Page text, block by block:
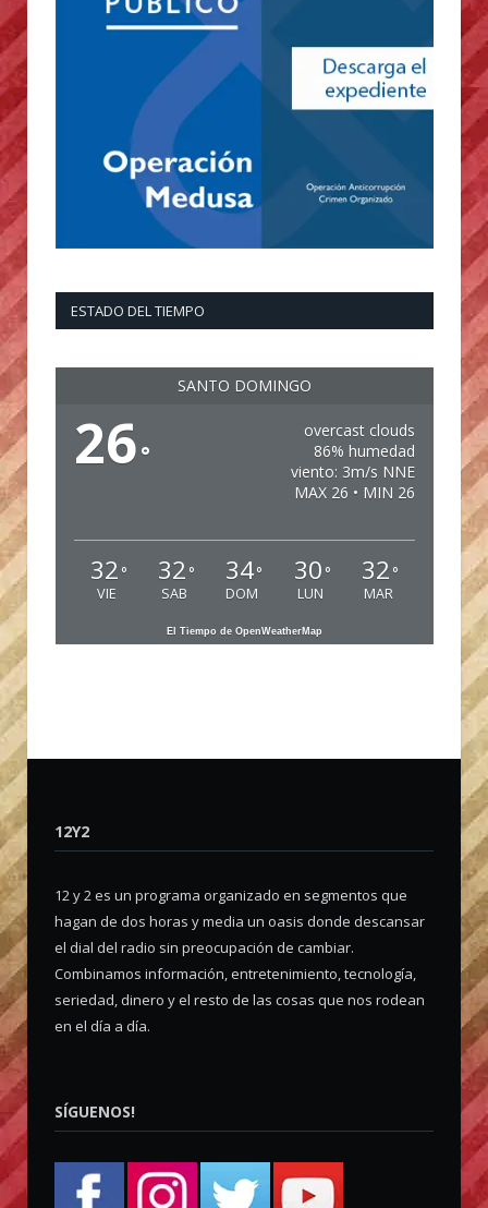
ESTADO DEL TIEMPO
SANTO DOMINGO
26°
overcast clouds
86% humedad
viento: 3m/s NNE
MAX 26 • MIN 26
32 °
VIE
32 °
SAB
34°
DOM
30 °
LUN
32 °
MAR
El Tiempo de OpenWeatherMap
12Y2
12 y 2 es un programa organizado en segmentos que
hagan de dos horas y media un oasis donde descansar
el dial del radio sin preocupación de cambiar.
Combinamos información, entretenimiento, tecnología,
seriedad, dinero y el resto de las cosas que nos rodean
en el día a día.
SÍGUENOS!